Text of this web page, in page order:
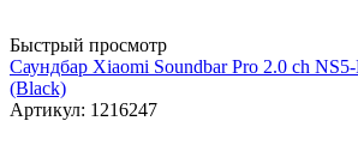
Быстрый просмотр
Саундбар Xiaomi Soundbar Pro 2.0 ch
(Black)
Артикул: 1216247